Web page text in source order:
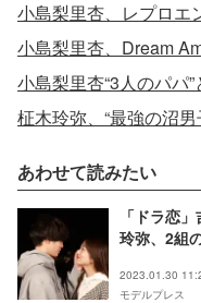
小島梨里杏、レプロエ
小島梨里杏、Dream
小島梨里杏“3人のパパ
あわせて読みたい
「ドラ恋
玲弥、2組
2023.01.30
モデルプレス